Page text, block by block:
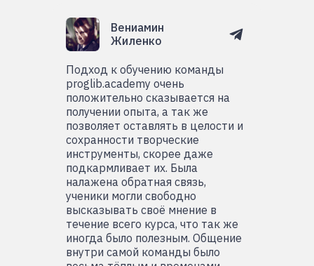
Вениамин
Жиленко
Подход к обучению команды
proglib.academy очень
положительно сказывается на
получении опыта, а так же
позволяет оставлять в целости и
сохранности творческие
инструменты, скорее даже
подкармливает их. Была
налажена обратная связь,
ученики могли свободно
высказывать своё мнение в
течение всего курса, что так же
иногда было полезным. Общение
внутри самой команды было